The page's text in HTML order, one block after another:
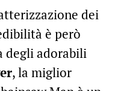
dei
è però
degli adorabili
, la miglior